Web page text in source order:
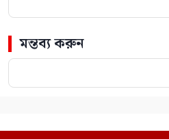
মন্তব্য করুন